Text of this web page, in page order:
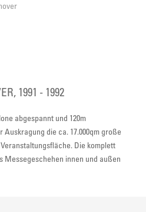
1991 - 1992
abgespannt und 120m
die ca. 17.000qm große
Die komplett
Messegeschehen innen und außen